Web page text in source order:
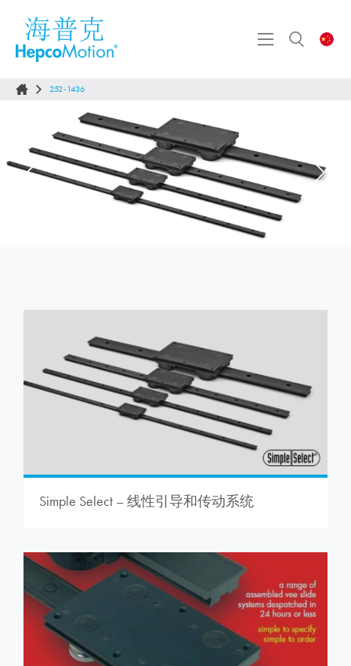
252-1436
Simple Select – 线性引导和传动系统